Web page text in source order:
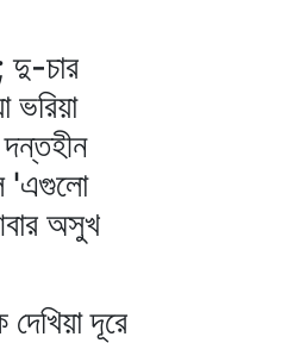
দু-চার
ভরিয়া
'এগুলো
অসুখ
দূরে